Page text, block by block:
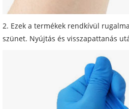
2. Ezek a termékek rendkívül
szünet. Nyújtás és visszapattanás